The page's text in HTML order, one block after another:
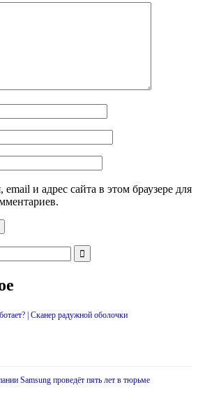
и адрес сайта в этом браузере для
| Сканер радужной оболочки
Samsung проведёт пять лет в тюрьме